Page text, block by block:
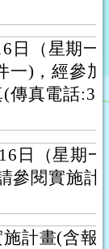
日（星期一
一)，經參
傳真電話
日（星期
參閱實施
計畫(含報